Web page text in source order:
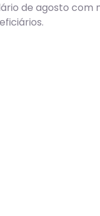
de agosto com